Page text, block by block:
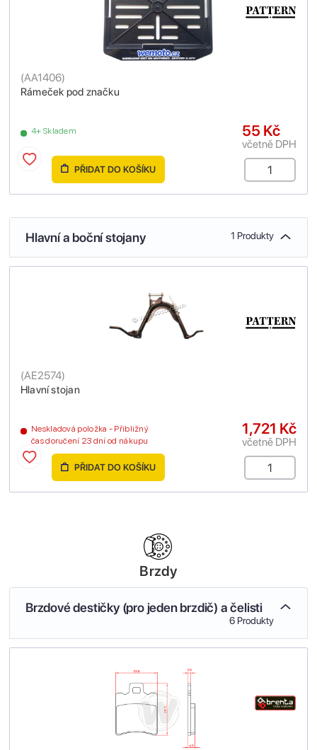
Rámeček pod značku
(AA1406)
4+ Skladem 55 Kč
včetně DPH
PŘIDAT DO KOŠÍKU
Hlavní a boční stojany 1 Produkty
Hlavní stojan
(AE2574)
Neskladová položka - Přibližný
čas doručení 23 dní od nákupu
1,721 Kč
včetně DPH
PŘIDAT DO KOŠÍKU
Brzdy
Brzdové destičky (pro jeden brzdič) a čelisti
6 Produkty